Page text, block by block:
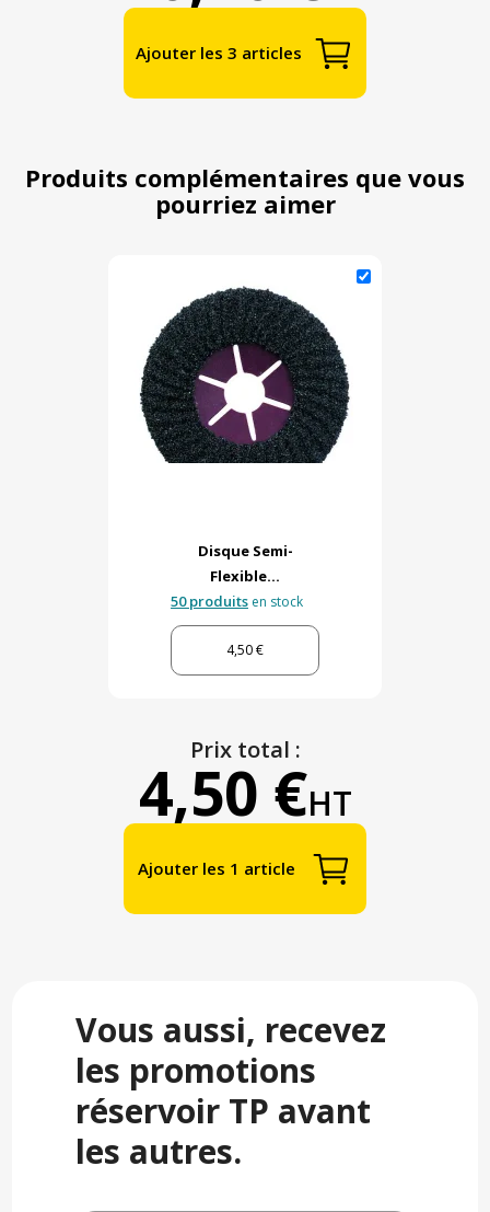
Ajouter les 3 articles
Produits complémentaires que vous
pourriez aimer
Disque Semi-
Flexible...
50 produits en stock
4,50 €
Prix total :
4,50 €HT
Ajouter les 1 article
Vous aussi, recevez
les promotions
réservoir TP avant
les autres.